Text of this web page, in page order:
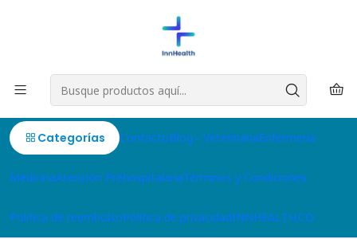
Categorías ContactoBlog VeterinariaEnfermeria
MedicinaAtención PrehospitalariaTérminos y Condiciones
Politica de reembolsoPolítica de privacidadINNHEALTH.CO